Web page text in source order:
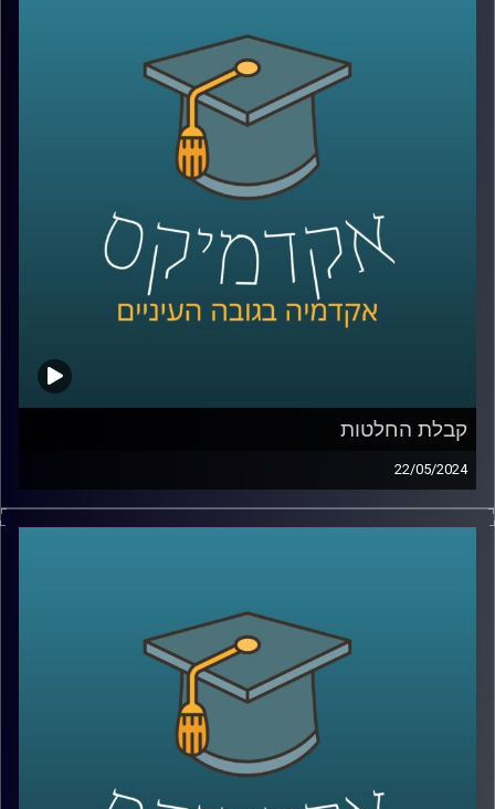
קבלת החלטות
22/05/2024
לאחר ה- 7 באוקטובר, התעוררו שאלות רבות לגבי רציונליות
ההחלטות של יחיא סינוואר, מנהיג חמאס בעזה.
בעזה שבה איבד חמאס חלק ניכר מיכולותיו הצבאיות. רבים
סבורים שסינוואר פועל באופן שאינו רציונלי,לעומתם, יש
הטוענים שאמנם הוא פסיכופט, אך הוא מקבל החלטות
מחקר במעבדה לקבלת החלטות ממוחשבות באוניברסיטת
רייכמן מנסה להעריך את מידת הרציונליות בהחלטותיו של
סינוואר ולהבין את השיקולים והתהליכים המובילים להחלטות
אלו, תוך התחשבות במרכיבים פסיכולוגיים ואידאולוגיים.